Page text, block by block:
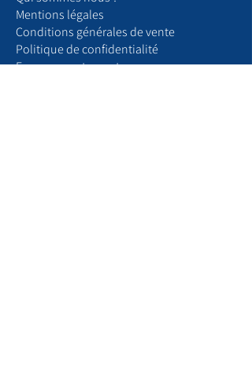
​Mentions légales
Conditions générales de vente
Politique de confidentialité
Espace recrutement